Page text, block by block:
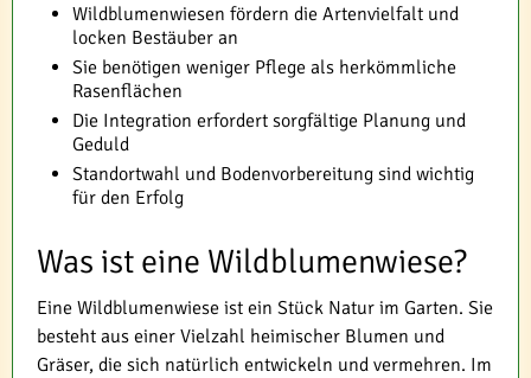
Wildblumenwiesen fördern die Artenvielfalt und
locken Bestäuber an
Sie benötigen weniger Pflege als herkömmliche
Rasenflächen
Die Integration erfordert sorgfältige Planung und
Geduld
Standortwahl und Bodenvorbereitung sind wichtig
für den Erfolg
Was ist eine Wildblumenwiese?
Eine Wildblumenwiese ist ein Stück Natur im Garten. Sie
besteht aus einer Vielzahl heimischer Blumen und
Gräser, die sich natürlich entwickeln und vermehren. Im